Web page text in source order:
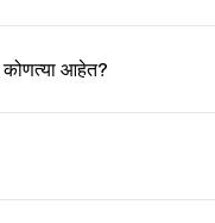
आहेत?